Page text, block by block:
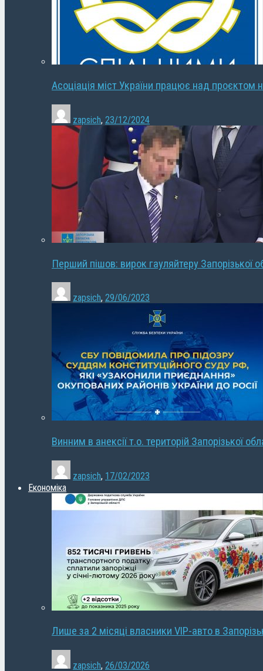
Асоціація міст України працює над проєктом
zapsich, 23/12/2024
Перший пішов: вирок гауляйтеру Запорізької
zapsich, 29/06/2023
Винним в анексії т.о. територій Запорізької
zapsich, 17/02/2023
Економіка
Лише за 2 місяці власники VIP-авто в
zapsich, 26/03/2026